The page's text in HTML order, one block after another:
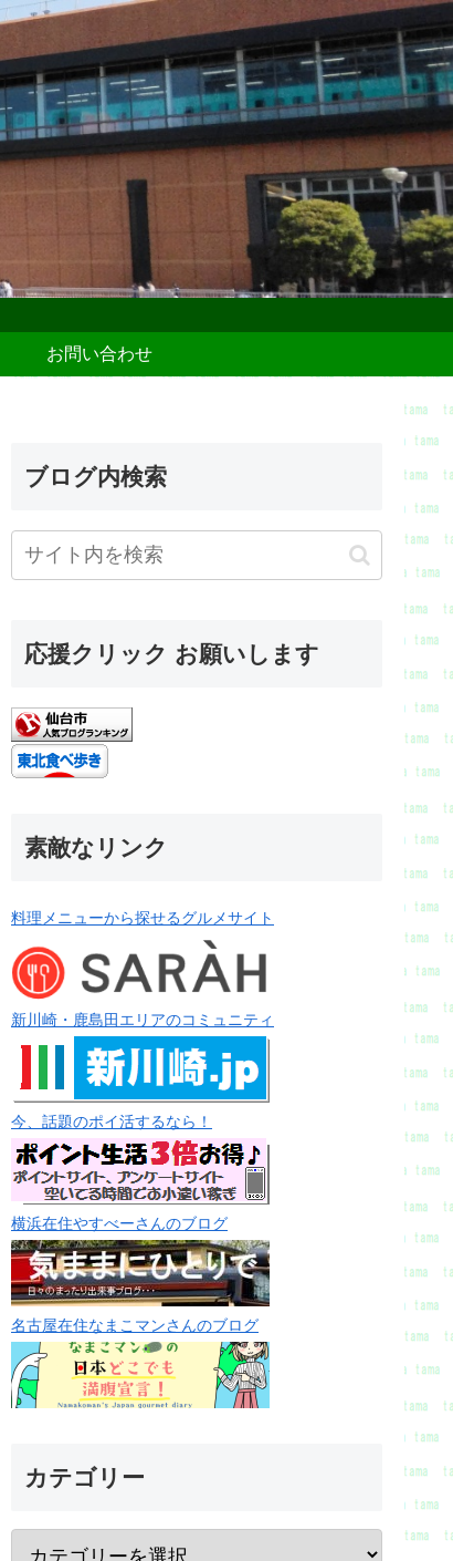
お問い合わせ
ブログ内検索
応援クリック お願いします
素敵なリンク
料理メニューから探せるグルメサイト
新川崎・鹿島田エリアのコミュニティ
今、話題のポイ活するなら！
横浜在住やすべーさんのブログ
名古屋在住なまこマンさんのブログ
カテゴリー